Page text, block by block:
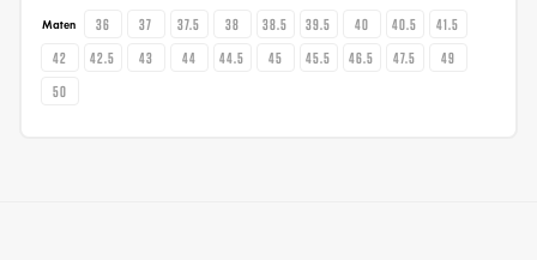
Maten 36 37 37.5 38 38.5 39.5 40 40.5
41.5
42
42.5 43 44 44.5 45 45.5 46.5 47.5
49
50